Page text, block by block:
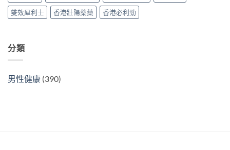
中
雙效犀利士
香港壯陽藥藥 香港必利勁
分類
男性健康 (390)